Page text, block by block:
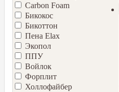
Carbon Foam
Бикокос
Бикоттон
Пена Elax
Экопол
ППУ
Войлок
Форплит
Холлофайбер